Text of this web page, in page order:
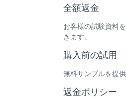
全額返金
お客様の試験資料
きます。
購入前の試用
無料サンプルを提
返金ポリシー